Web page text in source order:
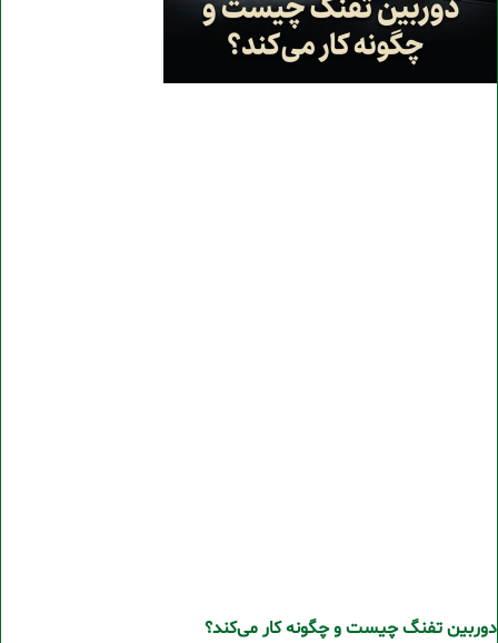
دوربین تفنگ چیست و چگونه کار می‌کند؟